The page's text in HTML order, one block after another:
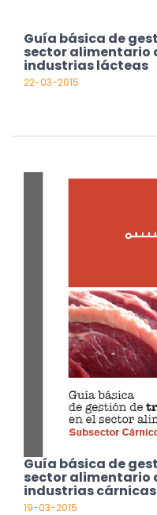
Guía básica de
sector alimentario
industrias lácteas
22-03-2015
Guía básica de
sector alimentario
industrias cárnicas
19-03-2015